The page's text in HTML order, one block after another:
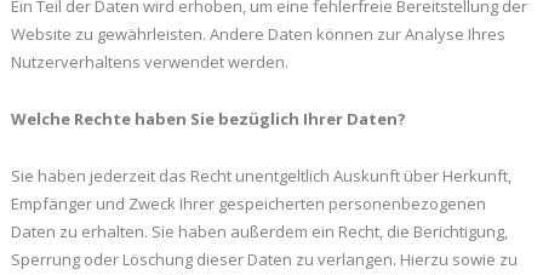
Ein Teil der Daten wird erhoben, um eine fehlerfreie Bereitstellung der
Website zu gewährleisten. Andere Daten können zur Analyse Ihres
Nutzerverhaltens verwendet werden.
Welche Rechte haben Sie bezüglich Ihrer Daten?
Sie haben jederzeit das Recht unentgeltlich Auskunft über Herkunft,
Empfänger und Zweck Ihrer gespeicherten personenbezogenen
Daten zu erhalten. Sie haben außerdem ein Recht, die Berichtigung,
Sperrung oder Löschung dieser Daten zu verlangen. Hierzu sowie zu